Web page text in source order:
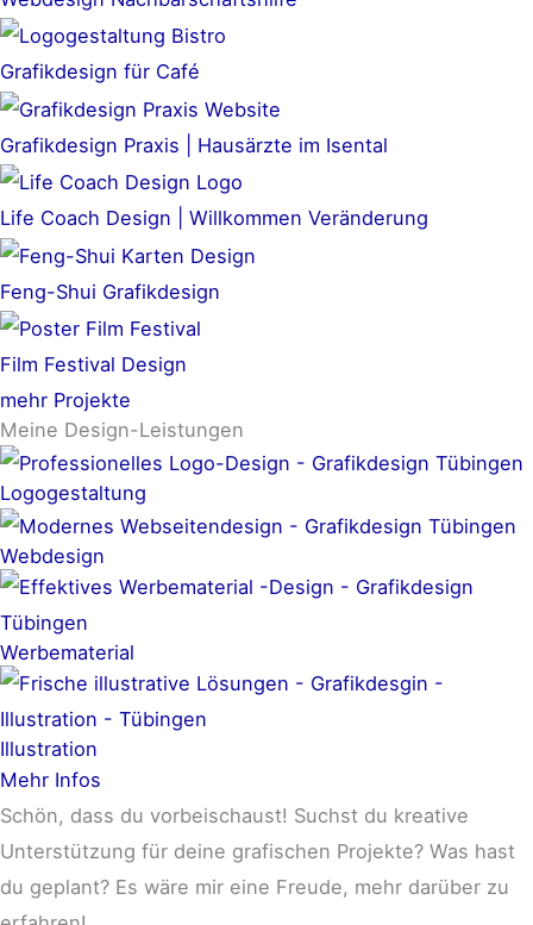
Grafikdesign für Café
Grafikdesign Praxis | Hausärzte im Isental
Life Coach Design | Willkommen Veränderung
Feng-Shui Grafikdesign
Film Festival Design
mehr Projekte
Meine Design-Leistungen
Logogestaltung
Webdesign
Werbematerial
Illustration
Mehr Infos
Schön, dass du vorbeischaust! Suchst du kreative
Unterstützung für deine grafischen Projekte? Was hast
du geplant? Es wäre mir eine Freude, mehr darüber zu